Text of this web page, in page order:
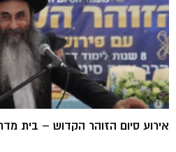
אירוע סיום הזוהר הקדוש – בית